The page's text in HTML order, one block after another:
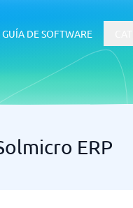
GUÍA DE SOFTWARE
RRHH y Talento
ERP